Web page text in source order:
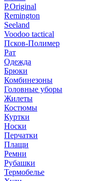
P.Original
Remington
Seeland
Voodoo tactical
Псков-Полимер
Рат
Одежда
Брюки
Комбинезоны
Головные уборы
Жилеты
Костюмы
Куртки
Носки
Перчатки
Плащи
Ремни
Рубашки
Термобелье